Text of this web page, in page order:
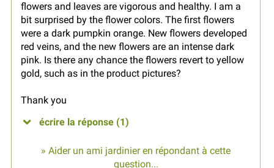
flowers and leaves are vigorous and healthy. I am a
bit surprised by the flower colors. The first flowers
were a dark pumpkin orange. New flowers developed
red veins, and the new flowers are an intense dark
pink. Is there any chance the flowers revert to yellow
gold, such as in the product pictures?
Thank you
écrire la réponse (1)
» Aider un ami jardinier en répondant à cette
question...